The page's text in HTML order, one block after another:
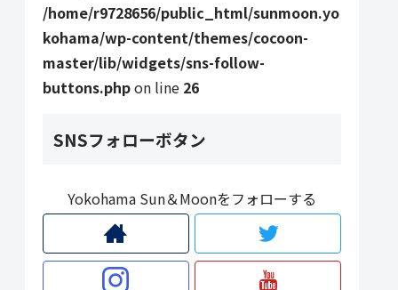
/home/r9728656/public_html/sunmoon.yo
kohama/wp-content/themes/cocoon-
master/lib/widgets/sns-follow-
buttons.phpon line 26
SNSフォローボタン
Yokohama Sun＆Moonをフォローする